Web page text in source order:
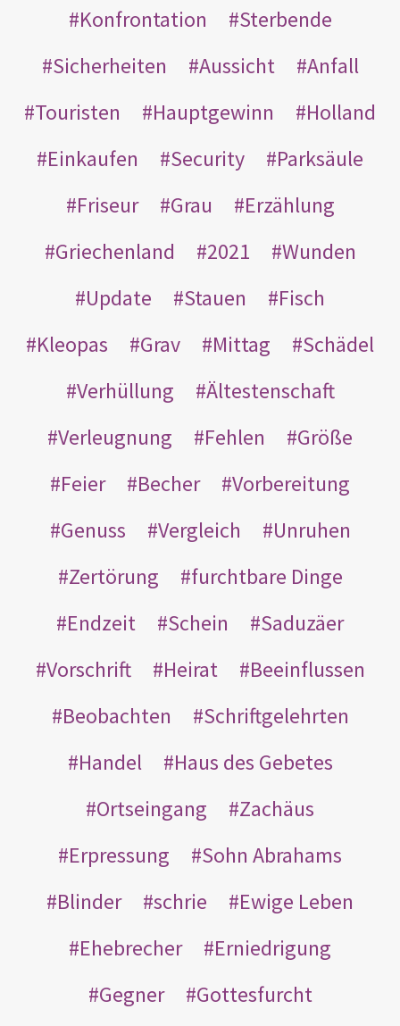
Konfrontation
Sterbende
Sicherheiten
Aussicht
Anfall
Touristen
Hauptgewinn
Holland
Einkaufen
Security
Parksäule
Friseur
Grau
Erzählung
Griechenland
2021
Wunden
Update
Stauen
Fisch
Kleopas
Grav Mittag
Schädel
Verhüllung
Ältestenschaft
Verleugnung
Fehlen
Größe
Feier
Becher
Vorbereitung
Genuss
Vergleich
Unruhen
Zertörung
furchtbare Dinge
Endzeit
Schein
Saduzäer
Vorschrift
Heirat
Beeinflussen
Beobachten
Schriftgelehrten
Handel
Haus des Gebetes
Ortseingang
Zachäus
Erpressung
Sohn Abrahams
Blinder
schrie
Ewige Leben
Ehebrecher
Erniedrigung
Gegner
Gottesfurcht